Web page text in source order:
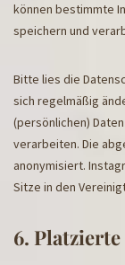
können bestimmte
speichern und
Bitte lies die
sich regelmäßig
(persönlichen)
verarbeiten. Die
anonymisiert.
Sitze in den
6.